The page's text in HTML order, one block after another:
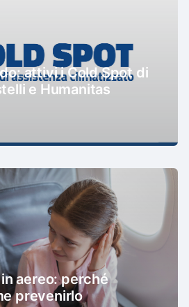
attivi i Cold Spot di
e Humanitas
aereo: perché
prevenirlo